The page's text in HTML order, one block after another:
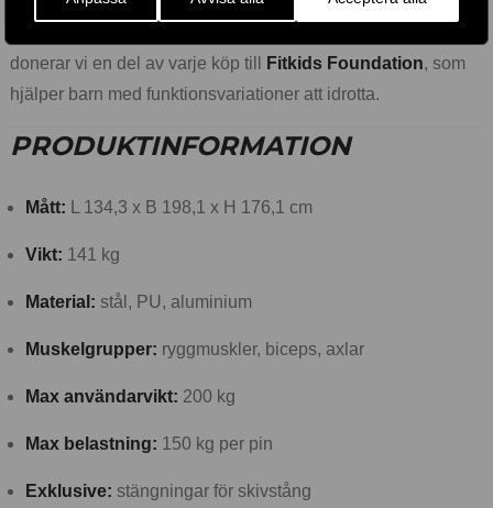
donerar vi en del av varje köp till
Fitkids Foundation, som
hjälper barn med funktionsvariationer att idrotta.
PRODUKTINFORMATION
Mått: L 134,3 x B 198,1 x H 176,1 cm
Vikt: 141 kg
Material: stål, PU, aluminium
Muskelgrupper: ryggmuskler, biceps, axlar
Max användarvikt: 200 kg
Max belastning: 150 kg per pin
Exklusive: stängningar för skivstång